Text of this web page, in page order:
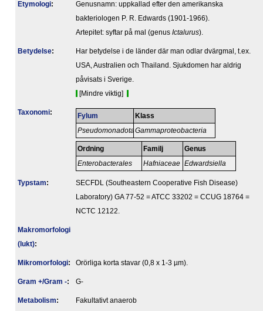
Etymologi:
Genusnamn: uppkallad efter den amerikanska
bakteriologen P. R. Edwards (1901-1966).
Artepitet: syftar på mal (genus Ictalurus).
Betydelse:
Har betydelse i de länder där man odlar dvärgmal, t.ex.
USA, Australien och Thailand. Sjukdomen har aldrig
påvisats i Sverige.
[Mindre viktig]
Taxonomi: Fylum
Pseudomonadota
Klass
Gammaproteobacteria
Ordning
Enterobacterales
Familj
Hafniaceae
Genus
Edwardsiella
Typstam:
SECFDL (Southeastern Cooperative Fish Disease)
Laboratory) GA 77-52 = ATCC 33202 = CCUG 18764 =
NCTC 12122.
Makromorfologi
(lukt):
Mikromorfologi: Orörliga korta stavar (0,8 x 1-3 µm).
Gram +/Gram -: G-
Metabolism: Fakultativt anaerob